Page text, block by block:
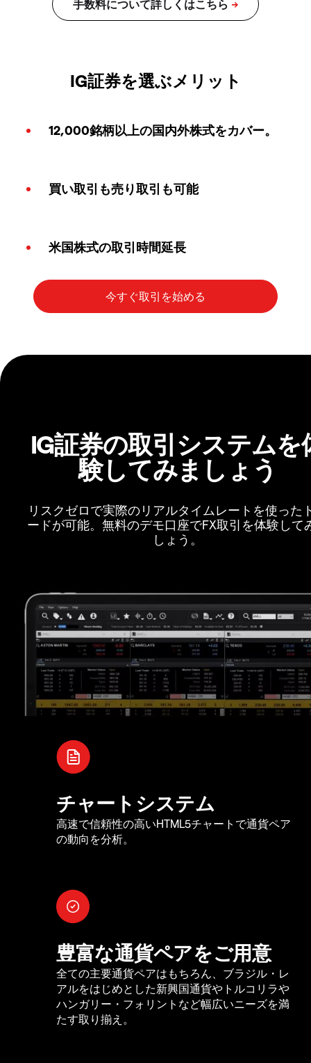
IG証券を選ぶメリット
12,000銘柄以上の国内外株式をカバー。
買い取引も売り取引も可能
米国株式の取引時間延長
IG証券の取引システムを
験してみましょう
リスクゼロで実際のリアルタイムレートを使った
ードが可能。無料のデモ口座でFX取引を体験して
しょう。
チャートシステム
高速で信頼性の高いHTML5チャートで通貨ペア
の動向を分析。
豊富な通貨ペアをご用意
全ての主要通貨ペアはもちろん、ブラジル・レ
アルをはじめとした新興国通貨やトルコリラや
ハンガリー・フォリントなど幅広いニーズを満
たす取り揃え。